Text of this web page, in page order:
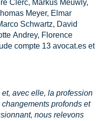
Clerc, Markus Meuwly,
Meyer, Elmar
Schwartz, David
Andrey, Florence
compte 13 avocat.es et
avec elle, la profession
profonds et
nous relevons